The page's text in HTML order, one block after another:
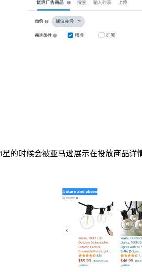
时候会被亚马逊展示在投放商品详